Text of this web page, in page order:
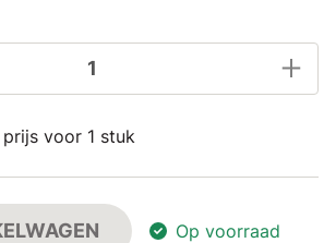
voor 1 stuk
Op voorraad